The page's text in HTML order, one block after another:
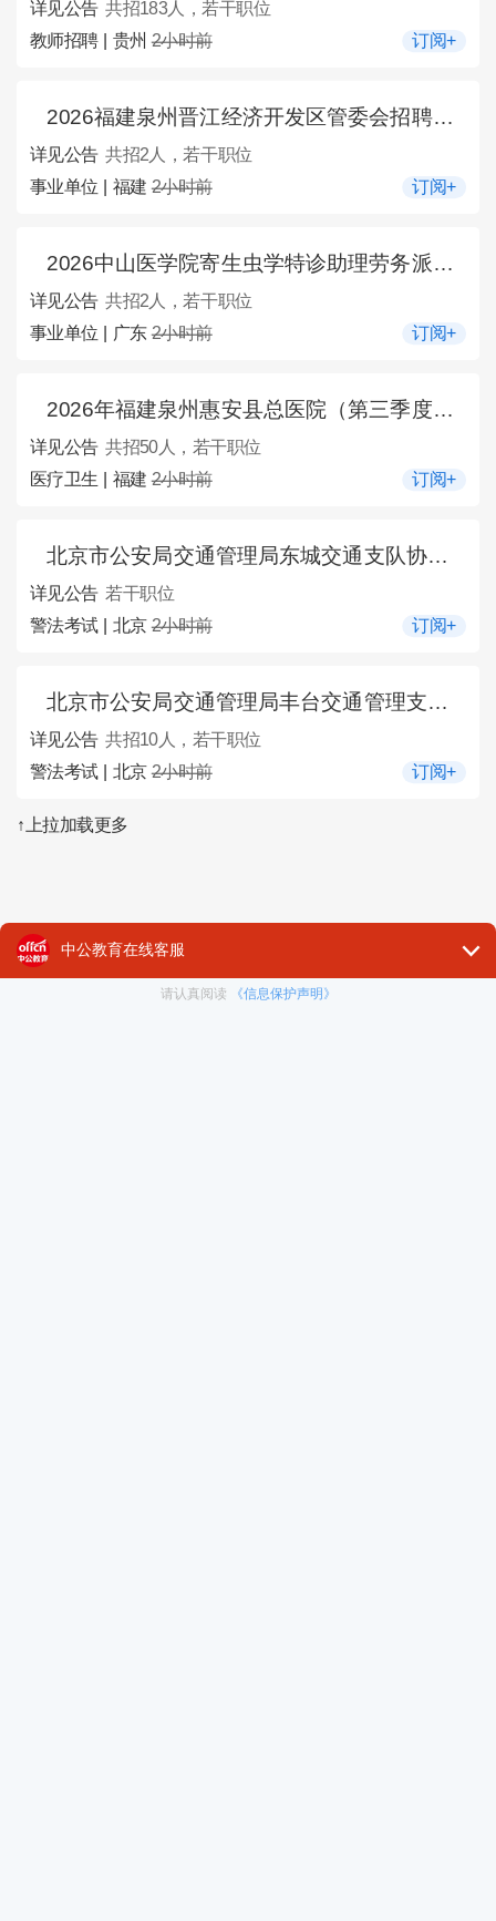
详见公告 共招183人，若干职位
教师招聘 | 贵州2小时前 订阅+
2026福建泉州晋江经济开发区管委会招聘专职防火队队员2人公告
详见公告 共招2人，若干职位
事业单位 | 福建2小时前 订阅+
2026中山医学院寄生虫学特诊助理劳务派遣招聘2人公告
详见公告 共招2人，若干职位
事业单位 | 广东2小时前 订阅+
2026年福建泉州惠安县总医院（第三季度）招聘50人公告
详见公告 共招50人，若干职位
医疗卫生 | 福建2小时前 订阅+
北京市公安局交通管理局东城交通支队协管员招聘公告
详见公告 若干职位
警法考试 | 北京2小时前 订阅+
北京市公安局交通管理局丰台交通管理支队区属交通协警员招聘10人公告
详见公告 共招10人，若干职位
警法考试 | 北京2小时前 订阅+
↑上拉加载更多